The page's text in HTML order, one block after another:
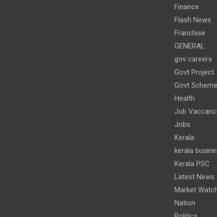
Finance
Flash News
Franchise
GENERAL
gov careers
Govt Project
Govt
Health
Job
Jobs
Kerala
kerala
Kerala PSC
Latest News
Market
Nation